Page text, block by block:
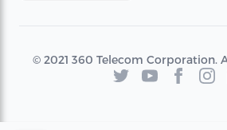
© 2021 360 Telecom Corporation.